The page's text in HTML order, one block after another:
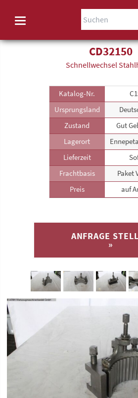
CD32150
Schnellwechsel
Katalog-Nr.
Ursprungsland
Zustand
Gut
Lagerort
Lieferzeit
Frachtbasis
Paket
Preis
auf
ANFRAGE
»